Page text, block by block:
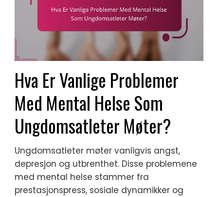
Hva Er Vanlige Problemer
Med Mental Helse Som
Ungdomsatleter Møter?
Ungdomsatleter møter vanligvis angst,
depresjon og utbrenthet. Disse problemene
med mental helse stammer fra
prestasjonspress, sosiale dynamikker og